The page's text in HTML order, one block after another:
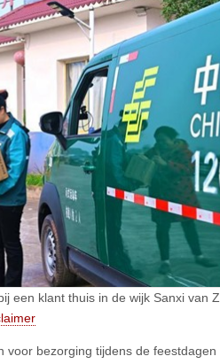
een klant thuis in de wijk Sanxi van
voor bezorging tijdens de